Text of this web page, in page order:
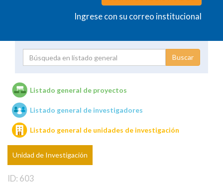
Ingrese con su correo institucional
Unidades de investigación
Listado general de proyectos
Listado general de investigadores
Listado general de unidades de investigación
Unidad de Investigación
ID: 603